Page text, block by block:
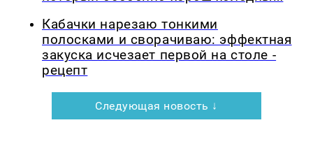
Кабачки нарезаю тонкими
полосками и сворачиваю: эффектная
закуска исчезает первой на столе -
рецепт
Следующая новость ↓